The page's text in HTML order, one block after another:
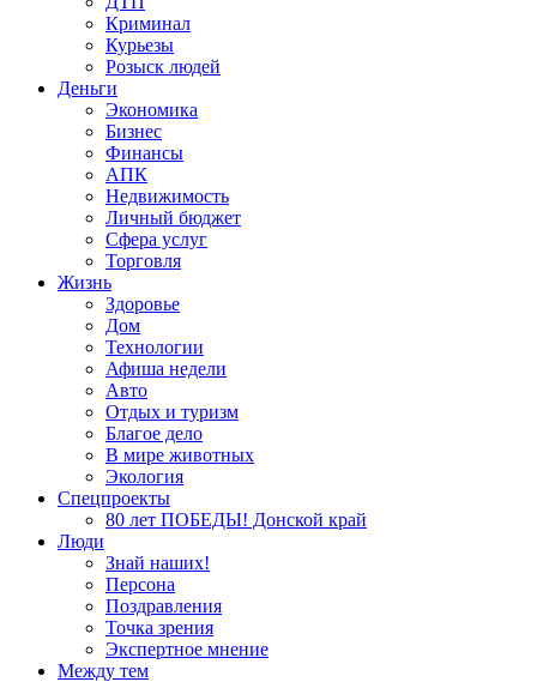
Криминал
Курьезы
Розыск людей
Деньги
Экономика
Бизнес
Финансы
АПК
Недвижимость
Личный бюджет
Сфера услуг
Торговля
Жизнь
Здоровье
Дом
Технологии
Афиша недели
Авто
Отдых и туризм
Благое дело
В мире животных
Экология
Спецпроекты
80 лет ПОБЕДЫ! Донской край
Люди
Знай наших!
Персона
Поздравления
Точка зрения
Экспертное мнение
Между тем